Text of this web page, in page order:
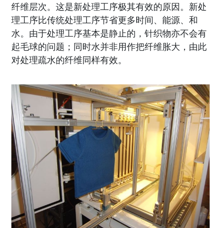
纤维层次。这是新处理工序极其有效的原因。新处
理工序比传统处理工序节省更多时间、能源、和
水。由于处理工序基本是静止的，针织物亦不会有
起毛球的问题；同时水并非用作把纤维胀大，由此
对处理疏水的纤维同样有效。